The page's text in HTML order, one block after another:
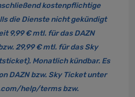
kostenpflichtige
die Dienste nicht gekündigt
9,99 € mtl. für das DAZN
29,99 € mtl. für das Sky
Monatlich kündbar. Es
DAZN bzw. Sky Ticket unter
help/termsbzw.